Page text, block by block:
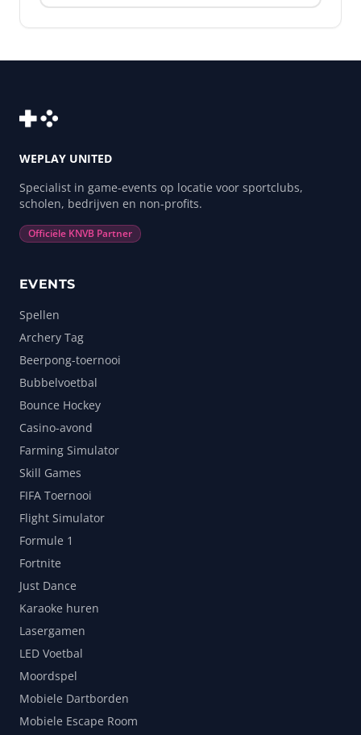
WEPLAY UNITED
Specialist in game-events op locatie voor sportclubs,
scholen, bedrijven en non-profits.
Officiële KNVB Partner
EVENTS
Spellen
Archery Tag
Beerpong-toernooi
Bubbelvoetbal
Bounce Hockey
Casino-avond
Farming Simulator
Skill Games
FIFA Toernooi
Flight Simulator
Formule 1
Fortnite
Just Dance
Karaoke huren
Lasergamen
LED Voetbal
Moordspel
Mobiele Dartborden
Mobiele Escape Room